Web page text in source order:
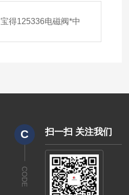
宝得125336电磁阀*中
C
CODE
扫一扫 关注我们